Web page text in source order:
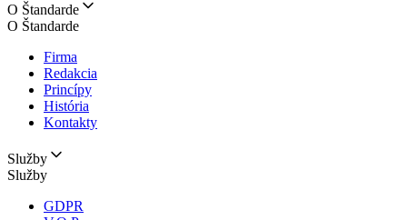
O Štandarde
O Štandarde
Firma
Redakcia
Princípy
História
Kontakty
Služby
Služby
GDPR